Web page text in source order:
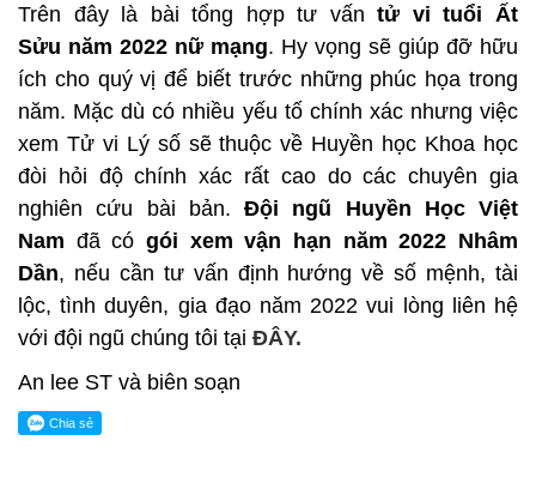
Trên đây là bài tổng hợp tư vấntử vi tuổi Ất
Sửu năm 2022 nữ mạng. Hy vọng sẽ giúp đỡ hữu
ích cho quý vị để biết trước những phúc họa trong
năm. Mặc dù có nhiều yếu tố chính xác nhưng việc
xem Tử vi Lý số sẽ thuộc về Huyền học Khoa học
đòi hỏi độ chính xác rất cao do các chuyên gia
nghiên cứu bài bản. Đội ngũ Huyền Học Việt
Nam đã cógói xem vận hạn năm 2022 Nhâm
Dần, nếu cần tư vấn định hướng về số mệnh, tài
lộc, tình duyên, gia đạo năm 2022 vui lòng liên hệ
với đội ngũ chúng tôi tại ĐÂY.
An lee ST và biên soạn